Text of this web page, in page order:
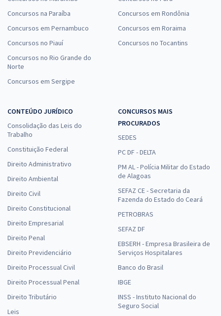
Concursos na Paraíba
Concursos em Pernambuco
Concursos no Piauí
Concursos no Rio Grande do
Norte
Concursos em Sergipe
Concursos em Rondônia
Concursos em Roraima
Concursos no Tocantins
CONTEÚDO JURÍDICO
Consolidação das Leis do
Trabalho
Constituição Federal
Direito Administrativo
Direito Ambiental
Direito Civil
Direito Constitucional
Direito Empresarial
Direito Penal
Direito Previdenciário
Direito Processual Civil
Direito Processual Penal
Direito Tributário
Leis
CONCURSOS MAIS
PROCURADOS
SEDES
PC DF - DELTA
PM AL - Polícia Militar do Estado
de Alagoas
SEFAZ CE - Secretaria da
Fazenda do Estado do Ceará
PETROBRAS
SEFAZ DF
EBSERH - Empresa Brasileira de
Serviços Hospitalares
Banco do Brasil
IBGE
INSS - Instituto Nacional do
Seguro Social